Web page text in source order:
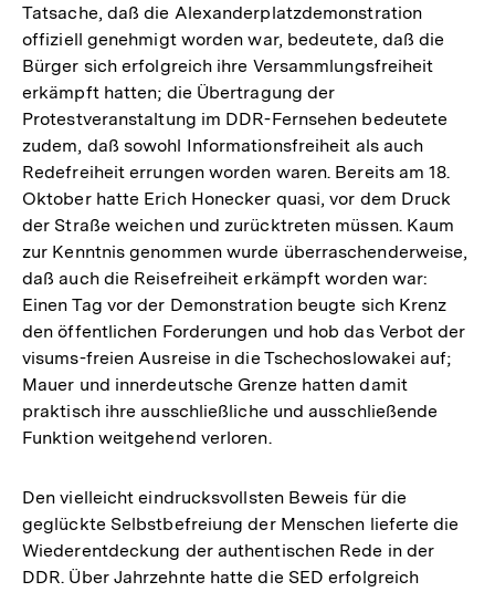
Fußnote
Tatsache, daß die Alexanderplatzdemonstration
offiziell genehmigt worden war, bedeutete, daß die
Bürger sich erfolgreich ihre Versammlungsfreiheit
erkämpft hatten; die Übertragung der
Protestveranstaltung im DDR-Fernsehen bedeutete
zudem, daß sowohl Informationsfreiheit als auch
Redefreiheit errungen worden waren. Bereits am 18.
Oktober hatte Erich Honecker quasi, vor dem Druck
der Straße weichen und zurücktreten müssen. Kaum
zur Kenntnis genommen wurde überraschenderweise,
daß auch die Reisefreiheit erkämpft worden war:
Einen Tag vor der Demonstration beugte sich Krenz
den öffentlichen Forderungen und hob das Verbot der
visums-freien Ausreise in die Tschechoslowakei auf;
Mauer und innerdeutsche Grenze hatten damit
praktisch ihre ausschließliche und ausschließende
Funktion weitgehend verloren.
Den vielleicht eindrucksvollsten Beweis für die
geglückte Selbstbefreiung der Menschen lieferte die
Wiederentdeckung der authentischen Rede in der
DDR. Über Jahrzehnte hatte die SED erfolgreich